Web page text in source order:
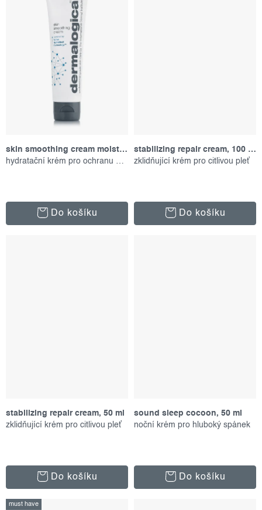
skin smoothing cream moisturizer, 50 ml
hydratační krém pro ochranu pokožky
Do košíku
stabilizing repair cream, 100 ml
zklidňující krém pro citlivou pleť
Do košíku
stabilizing repair cream, 50 ml
zklidňující krém pro citlivou pleť
Do košíku
sound sleep cocoon, 50 ml
noční krém pro hluboký spánek
Do košíku
must have